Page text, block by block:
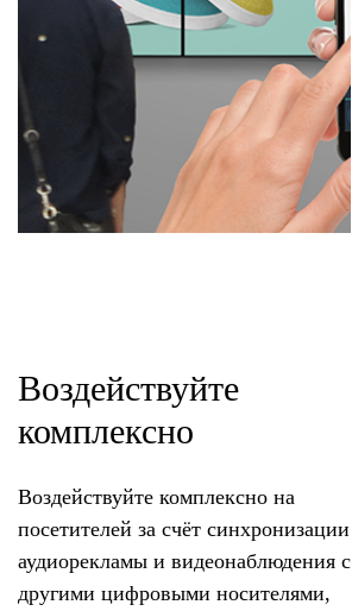
Воздействуйте
комплексно
Воздействуйте комплексно на
посетителей за счёт синхронизации
аудиорекламы и видеонаблюдения с
другими цифровыми носителями,